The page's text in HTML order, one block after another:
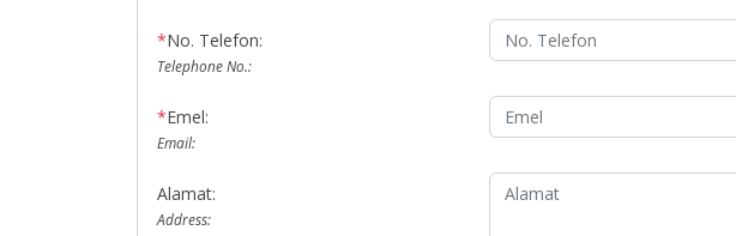
*No. Telefon:
Telephone No.:
*Emel:
Email:
Alamat:
Address: